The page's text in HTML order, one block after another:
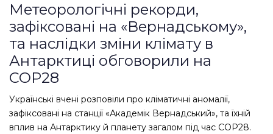
Метеорологічні рекорди,
зафіксовані на «Вернадському»,
та наслідки зміни клімату в
Антарктиці обговорили на
COP28
Українські вчені розповіли про кліматичні аномалії,
зафіксовані на станції «Академік Вернадський», та їхній
вплив на Антарктику й планету загалом під час COP28.